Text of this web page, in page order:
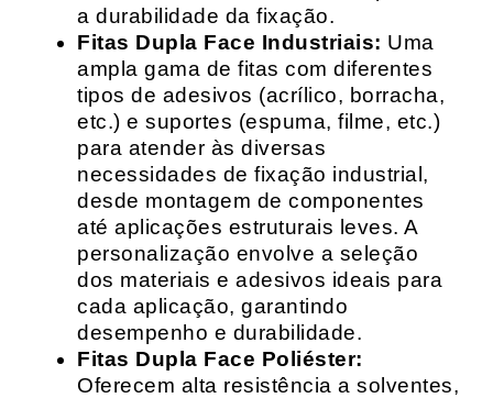
a durabilidade da fixação.
Fitas Dupla Face Industriais: Uma
ampla gama de fitas com diferentes
tipos de adesivos (acrílico, borracha,
etc.) e suportes (espuma, filme, etc.)
para atender às diversas
necessidades de fixação industrial,
desde montagem de componentes
até aplicações estruturais leves. A
personalização envolve a seleção
dos materiais e adesivos ideais para
cada aplicação, garantindo
desempenho e durabilidade.
Fitas Dupla Face Poliéster:
Oferecem alta resistência a solventes,